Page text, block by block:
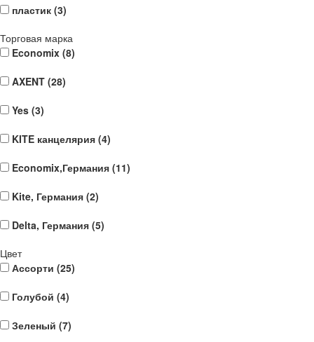
пластик (3)
Торговая марка
Economix (8)
AXENT (28)
Yes (3)
KITE канцелярия (4)
Economix,Германия (11)
Kite, Германия (2)
Delta, Германия (5)
Цвет
Ассорти (25)
Голубой (4)
Зеленый (7)